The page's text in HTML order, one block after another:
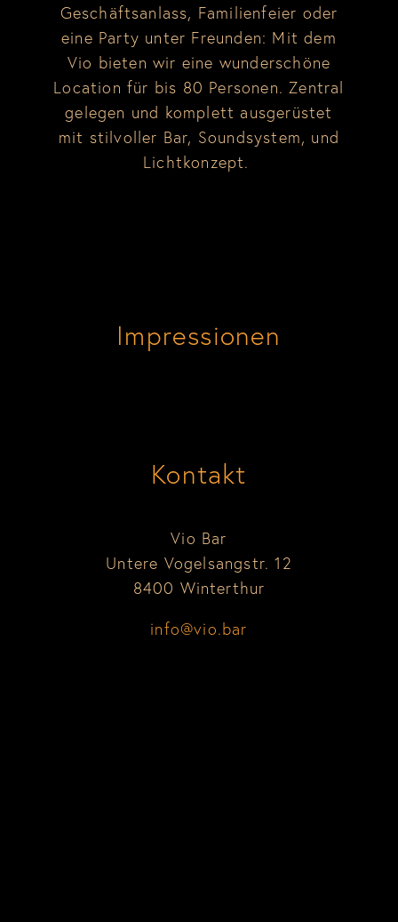
Geschäftsanlass, Familienfeier oder
eine Party unter Freunden: Mit dem
Vio bieten wir eine wunderschöne
Location für bis 80 Personen. Zentral
gelegen und komplett ausgerüstet
mit stilvoller Bar, Soundsystem, und
Lichtkonzept.
Impressionen
Kontakt
Vio Bar
Untere Vogelsangstr. 12
8400 Winterthur
info@vio.bar